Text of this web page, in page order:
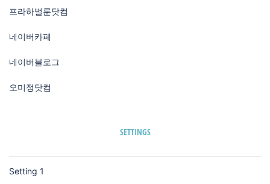
프라하벌룬닷컴
네이버카페
네이버블로그
오미정닷컴
SETTINGS
Setting 1